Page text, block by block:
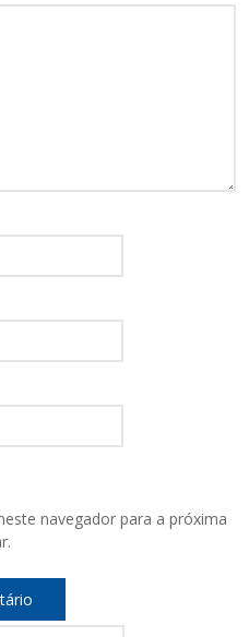
navegador para a próxima